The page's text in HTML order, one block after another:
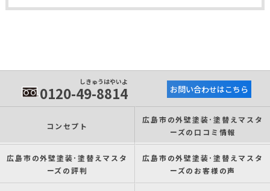
しきゅうはやいよ
0120-49-8814 お問い合わせはこちら
コンセプト
広島市の外壁塗装･塗替えマスタ
ーズの口コミ情報
広島市の外壁塗装･塗替えマスタ
ーズの評判
広島市の外壁塗装･塗替えマスタ
ーズのお客様の声